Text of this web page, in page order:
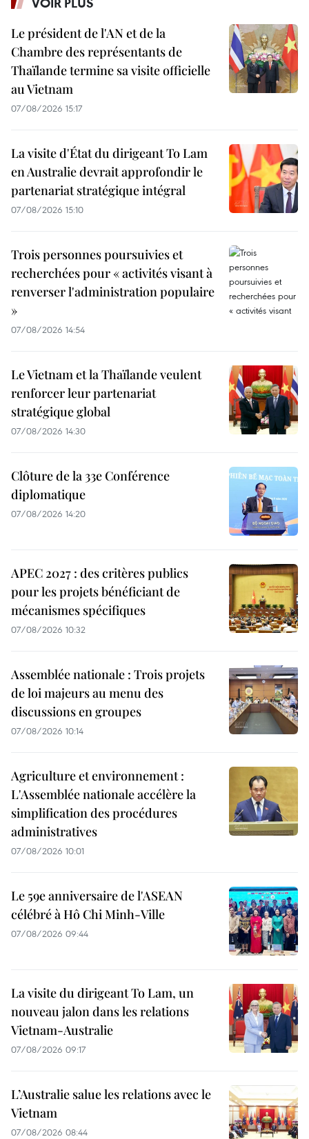
Le président de l'AN et de la
Chambre des représentants de
Thaïlande termine sa visite officielle
au Vietnam
07/08/2026 15:17
La visite d'État du dirigeant To Lam
en Australie devrait approfondir le
partenariat stratégique intégral
07/08/2026 15:10
Trois personnes poursuivies et
recherchées pour « activités visant à
renverser l'administration populaire
»
07/08/2026 14:54
Le Vietnam et la Thaïlande veulent
renforcer leur partenariat
stratégique global
07/08/2026 14:30
Clôture de la 33e Conférence
diplomatique
07/08/2026 14:20
APEC 2027 : des critères publics
pour les projets bénéficiant de
mécanismes spécifiques
07/08/2026 10:32
Assemblée nationale : Trois projets
de loi majeurs au menu des
discussions en groupes
07/08/2026 10:14
Agriculture et environnement :
L'Assemblée nationale accélère la
simplification des procédures
administratives
07/08/2026 10:01
Le 59e anniversaire de l'ASEAN
célébré à Hô Chi Minh-Ville
07/08/2026 09:44
La visite du dirigeant To Lam, un
nouveau jalon dans les relations
Vietnam-Australie
07/08/2026 09:17
L’Australie salue les relations avec le
Vietnam
07/08/2026 08:44